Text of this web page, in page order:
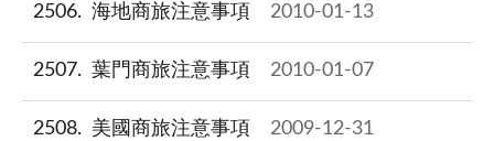
2506 海地商旅注意事項 2010-01-13
2507 葉門商旅注意事項 2010-01-07
2508 美國商旅注意事項 2009-12-31